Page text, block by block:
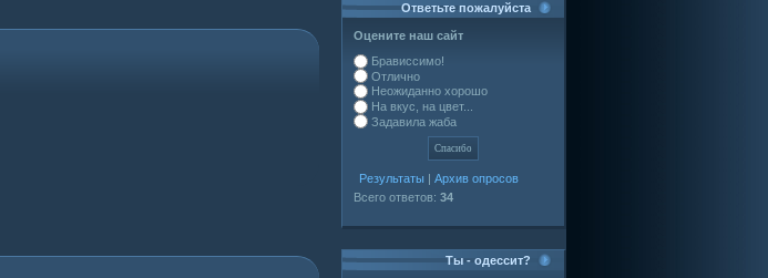
Ответьте пожалуйста
Оцените наш сайт
Брависсимо!
Отлично
Неожиданно хорошо
На вкус, на цвет...
Задавила жаба
Результаты
Архив опросов
Всего ответов: 34
Ты - одессит?